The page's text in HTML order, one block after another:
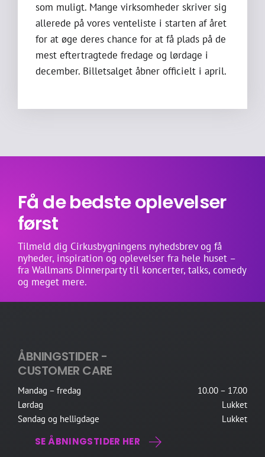
som muligt. Mange virksomheder skriver sig
allerede på vores venteliste i starten af året
for at øge deres chance for at få plads på de
mest eftertragtede fredage og lørdage i
december. Billetsalget åbner officielt i april.
Få de bedste oplevelser
først
Tilmeld dig Cirkusbygningens nyhedsbrev og få
nyheder, inspiration og oplevelser fra hele huset –
fra Wallmans Dinnerparty til koncerter, talks, comedy
og meget mere.
ÅBNINGSTIDER -
CUSTOMER CARE
Mandag – fredag
10.00 – 17.00
Lørdag
Lukket
Søndag og helligdage
Lukket
SE ÅBNINGSTIDER HER